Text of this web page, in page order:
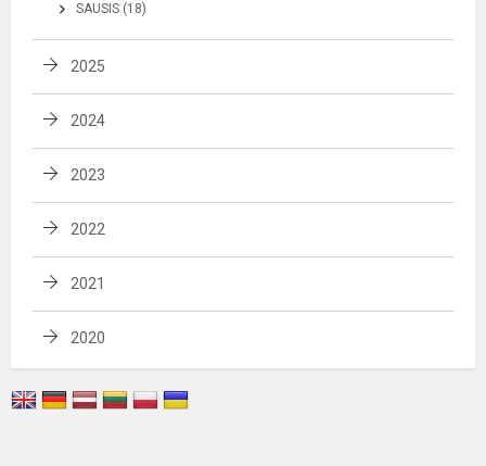
SAUSIS (18)
2025
2024
2023
2022
2021
2020